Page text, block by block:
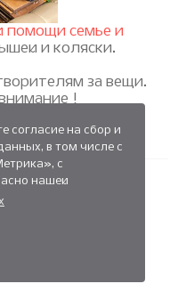
помощи семье и
и коляски.
за вещи.
!
согласие на сбор и
в том числе с
с
нашей